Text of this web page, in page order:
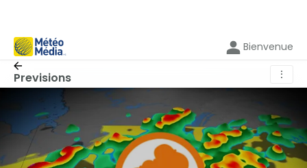
Bienvenue
Previsions ⋮